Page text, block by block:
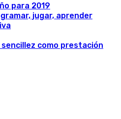
para 2019
jugar, aprender
como prestación